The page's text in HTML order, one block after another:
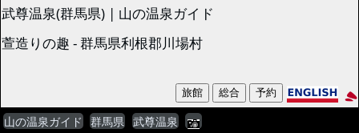
武尊温泉(群馬県) | 山の温泉ガイド
萱造りの趣 - 群馬県利根郡川場村
山の温泉ガイド 群馬県 武尊温泉